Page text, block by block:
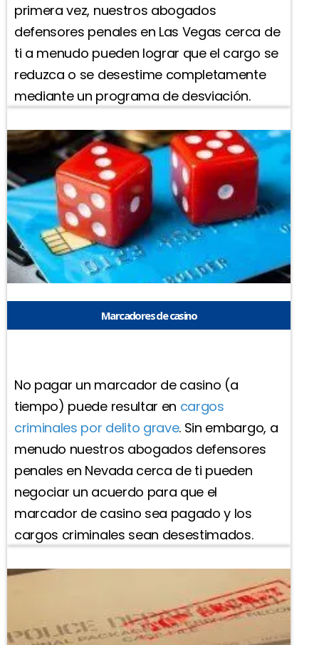
primera vez, nuestros abogados
defensores penales en Las Vegas cerca de
ti a menudo pueden lograr que el cargo se
reduzca o se desestime completamente
mediante un programa de desviación.
Marcadores de casino
No pagar un marcador de casino (a
tiempo) puede resultar en cargos
criminales por delito grave. Sin embargo, a
menudo nuestros abogados defensores
penales en Nevada cerca de ti pueden
negociar un acuerdo para que el
marcador de casino sea pagado y los
cargos criminales sean desestimados.